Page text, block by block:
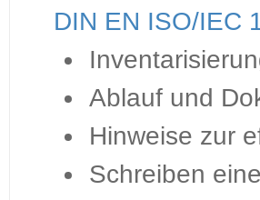
DIN EN ISO/IEC
Ablauf und
Hinweise zur
Schreiben